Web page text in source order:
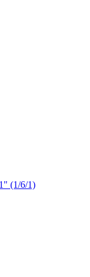
(1/6/1)